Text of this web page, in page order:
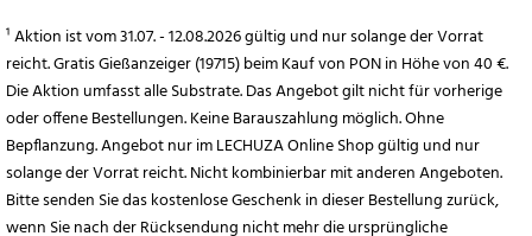
¹ Aktion ist vom 31.07. - 12.08.2026 gültig und nur solange der Vorrat
reicht. Gratis Gießanzeiger (19715) beim Kauf von PON in Höhe von 40 €.
Die Aktion umfasst alle Substrate. Das Angebot gilt nicht für vorherige
oder offene Bestellungen. Keine Barauszahlung möglich. Ohne
Bepflanzung. Angebot nur im LECHUZA Online Shop gültig und nur
solange der Vorrat reicht. Nicht kombinierbar mit anderen Angeboten.
Bitte senden Sie das kostenlose Geschenk in dieser Bestellung zurück,
wenn Sie nach der Rücksendung nicht mehr die ursprüngliche